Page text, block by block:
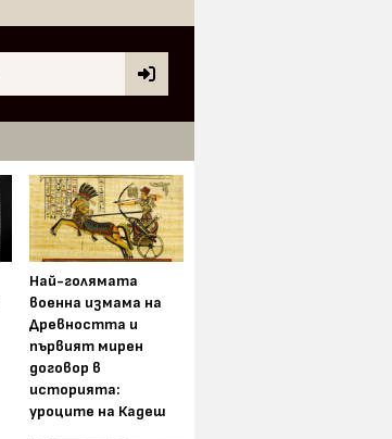
Най-голямата
военна измама на
Древността и
първият мирен
договор в
историята:
уроците на Кадеш